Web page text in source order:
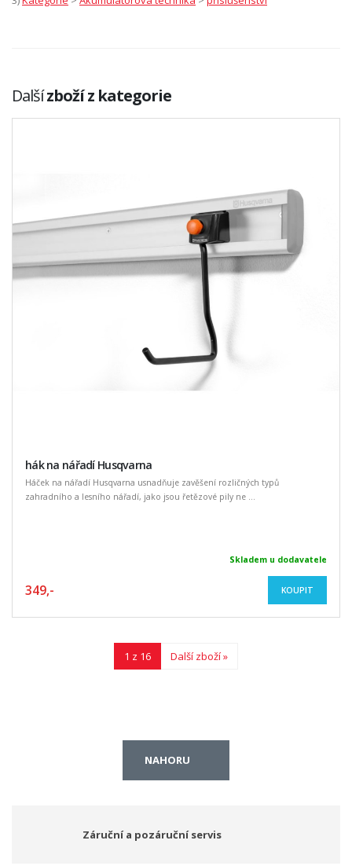
Dalšízboží z kategorie
hák na nářadí Husqvarna
Háček na nářadí Husqvarna usnadňuje zavěšení rozličných typů
zahradního a lesního nářadí, jako jsou řetězové pily ne ...
Skladem u dodavatele
349,- KOUPIT
1 z 16 Další zboží »
NAHORU
Záruční a pozáruční servis